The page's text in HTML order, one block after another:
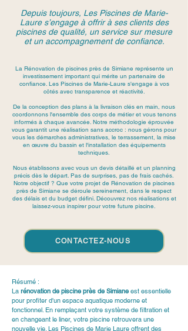
Depuis toujours, Les Piscines de Marie-
Laure s’engage à offrir à ses clients des
piscines de qualité, un service sur mesure
et un accompagnement de confiance.
La Rénovation de piscines près de Simiane représente un
investissement important qui mérite un partenaire de
confiance. Les Piscines de Marie-Laure s'engage à vos
côtés avec transparence et réactivité.
De la conception des plans à la livraison clés en main, nous
coordonnons l'ensemble des corps de métier et vous tenons
informés à chaque avancée. Notre méthodologie éprouvée
vous garantit une réalisation sans accroc : nous gérons pour
vous les démarches administratives, le terrassement, la mise
en œuvre du bassin et l'installation des équipements
techniques.
Nous établissons avec vous un devis détaillé et un planning
précis dès le départ. Pas de surprises, pas de frais cachés.
Notre objectif ? Que votre projet de Rénovation de piscines
près de Simiane se déroule sereinement, dans le respect
des délais et du budget défini. Découvrez nos réalisations et
laissez-vous inspirer pour votre future piscine.
CONTACTEZ-NOUS
Résumé :
La rénovation de piscine près de Simiane est essentielle
pour profiter d'un espace aquatique moderne et
fonctionnel. En remplaçant votre système de filtration et
en changeant le liner, votre piscine retrouvera une
nouvelle vie. Les Piscines de Marie Laure offrent des